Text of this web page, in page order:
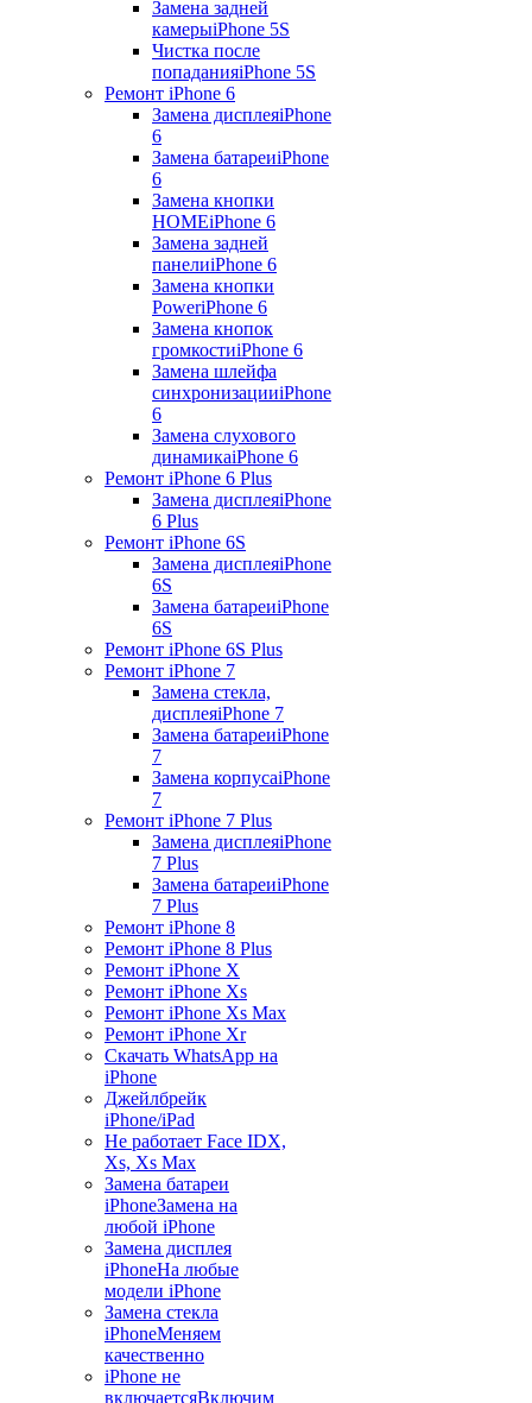
Замена задней
камерыiPhone 5S
Чистка после
попаданияiPhone 5S
Ремонт iPhone 6
Замена дисплеяiPhone
6
Замена батареиiPhone
6
Замена кнопки
HOMEiPhone 6
Замена задней
панелиiPhone 6
Замена кнопки
PoweriPhone 6
Замена кнопок
громкостиiPhone 6
Замена шлейфа
синхронизацииiPhone
6
Замена слухового
динамикаiPhone 6
Ремонт iPhone 6 Plus
Замена дисплеяiPhone
6 Plus
Ремонт iPhone 6S
Замена дисплеяiPhone
6S
Замена батареиiPhone
6S
Ремонт iPhone 6S Plus
Ремонт iPhone 7
Замена стекла,
дисплеяiPhone 7
Замена батареиiPhone
7
Замена корпусаiPhone
7
Ремонт iPhone 7 Plus
Замена дисплеяiPhone
7 Plus
Замена батареиiPhone
7 Plus
Ремонт iPhone 8
Ремонт iPhone 8 Plus
Ремонт iPhone X
Ремонт iPhone Xs
Ремонт iPhone Xs Max
Ремонт iPhone Xr
Скачать WhatsApp на
iPhone
Джейлбрейк
iPhone/iPad
Не работает Face IDX,
Xs, Xs Max
Замена батареи
iPhoneЗамена на
любой iPhone
Замена дисплея
iPhoneНа любые
модели iPhone
Замена стекла
iPhoneМеняем
качественно
iPhone не
включаетсяВключим